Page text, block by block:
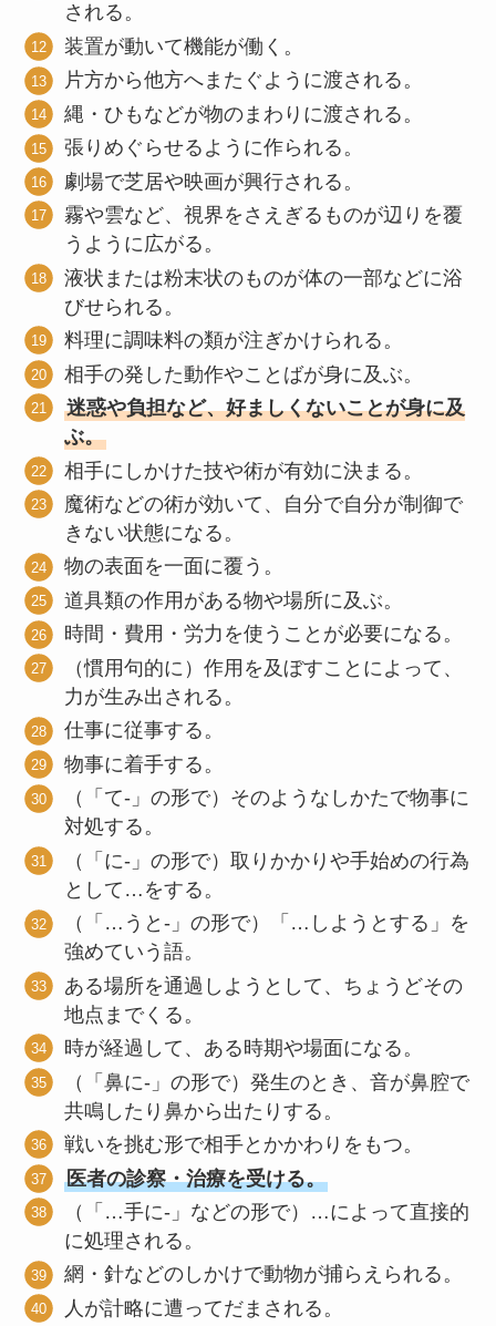
される。
装置が動いて機能が働く。
片方から他方へまたぐように渡される。
縄・ひもなどが物のまわりに渡される。
張りめぐらせるように作られる。
劇場で芝居や映画が興行される。
霧や雲など、視界をさえぎるものが辺りを覆
うように広がる。
液状または粉末状のものが体の一部などに浴
びせられる。
料理に調味料の類が注ぎかけられる。
相手の発した動作やことばが身に及ぶ。
迷惑や負担など、好ましくないことが身に及
ぶ。
相手にしかけた技や術が有効に決まる。
魔術などの術が効いて、自分で自分が制御で
きない状態になる。
物の表面を一面に覆う。
道具類の作用がある物や場所に及ぶ。
時間・費用・労力を使うことが必要になる。
（慣用句的に）作用を及ぼすことによって、
力が生み出される。
仕事に従事する。
物事に着手する。
（「て-」の形で）そのようなしかたで物事に
対処する。
（「に-」の形で）取りかかりや手始めの行為
として…をする。
（「…うと-」の形で）「…しようとする」を
強めていう語。
ある場所を通過しようとして、ちょうどその
地点までくる。
時が経過して、ある時期や場面になる。
（「鼻に-」の形で）発生のとき、音が鼻腔で
共鳴したり鼻から出たりする。
戦いを挑む形で相手とかかわりをもつ。
医者の診察・治療を受ける。
（「…手に-」などの形で）…によって直接的
に処理される。
網・針などのしかけで動物が捕らえられる。
人が計略に遭ってだまされる。